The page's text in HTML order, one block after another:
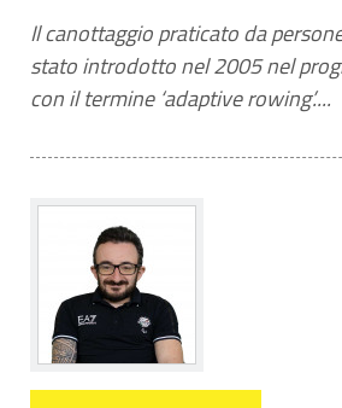
Il canottaggio praticato da
stato introdotto nel 2005 nel
con il termine ‘adaptive rowing’....